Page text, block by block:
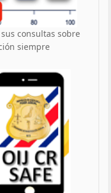
consultas sobre
siempre